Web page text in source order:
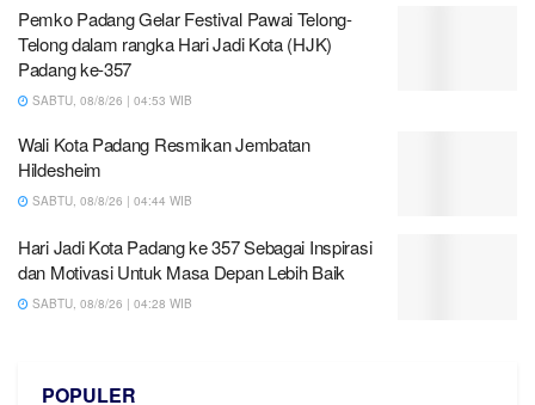
Pemko Padang Gelar Festival Pawai Telong-
Telong dalam rangka Hari Jadi Kota (HJK)
Padang ke-357
SABTU, 08/8/26 | 04:53 WIB
Wali Kota Padang Resmikan Jembatan
Hildesheim
SABTU, 08/8/26 | 04:44 WIB
Hari Jadi Kota Padang ke 357 Sebagai Inspirasi
dan Motivasi Untuk Masa Depan Lebih Baik
SABTU, 08/8/26 | 04:28 WIB
POPULER